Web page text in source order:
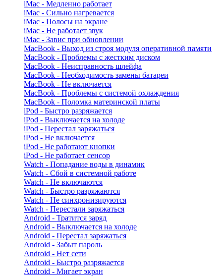
iMac - Медленно работает
iMac - Сильно нагревается
iMac - Полосы на экране
iMac - Не работает звук
iMac - Завис при обновлении
MacBook - Выход из строя модуля оперативной памяти
MacBook - Проблемы с жестким диском
MacBook - Неисправность шлейфа
MacBook - Необходимость замены батареи
MacBook - Не включается
MacBook - Проблемы с системой охлаждения
MacBook - Поломка материнской платы
iPod - Быстро разряжается
iPod - Выключается на холоде
iPod - Перестал заряжаться
iPod - Не включается
iPod - Не работают кнопки
iPod - Не работает сенсор
Watch - Попадание воды в динамик
Watch - Сбой в системной работе
Watch - Не включаются
Watch - Быстро разряжаются
Watch - Не синхронизируются
Watch - Перестали заряжаться
Android - Тратится заряд
Android - Выключается на холоде
Android - Перестал заряжаться
Android - Забыт пароль
Android - Нет сети
Android - Быстро разряжается
Android - Мигает экран